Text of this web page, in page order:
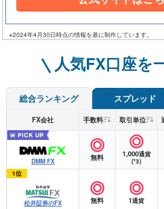
※2024年4月30日時点の情報を基に制作しています。
人気FX口座を
総合ランキング スプレッド
FX会社 手数料 取引単位
DMM FX 無料 1,000通貨
(*3)
1位
松井証券のFX 無料 1通貨